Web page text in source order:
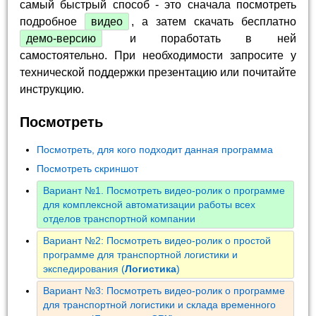
самый быстрый способ - это сначала посмотреть
подробное
видео
, а затем скачать бесплатно
демо-версию
и поработать в ней
самостоятельно. При необходимости запросите у
технической поддержки презентацию или почитайте
инструкцию.
Посмотреть
Посмотреть, для кого подходит данная программа
Посмотреть скриншот
Вариант №1. Посмотреть видео-ролик о программе
для комплексной автоматизации работы всех
отделов транспортной компании
Вариант №2: Посмотреть видео-ролик о простой
программе для транспортной логистики и
экспедирования (Логистика)
Вариант №3: Посмотреть видео-ролик о программе
для транспортной логистики и склада временного